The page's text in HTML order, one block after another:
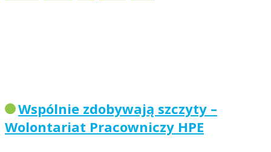
Wspólnie zdobywają szczyty –
Wolontariat Pracowniczy HPE